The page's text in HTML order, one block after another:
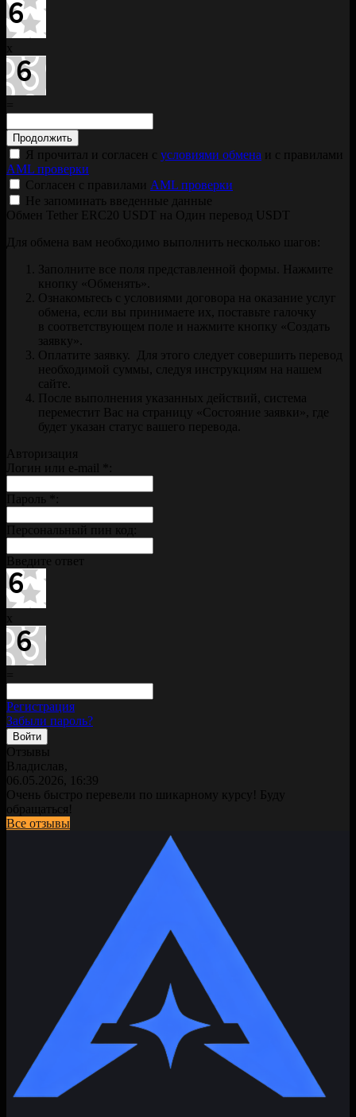
x
Я прочитал и согласен с условиями обмена и с правилами
AML проверки
Согласен с правилами AML проверки
Не запоминать введенные данные
Обмен Tether ERC20 USDT на Один перевод USDT
Для обмена вам необходимо выполнить несколько шагов:
Заполните все поля представленной формы. Нажмите
кнопку «Обменять».
Ознакомьтесь с условиями договора на оказание услуг
обмена, если вы принимаете их, поставьте галочку
в соответствующем поле и нажмите кнопку «Создать
заявку».
Оплатите заявку. Для этого следует совершить перевод
необходимой суммы, следуя инструкциям на нашем
сайте.
После выполнения указанных действий, система
переместит Вас на страницу «Состояние заявки», где
будет указан статус вашего перевода.
Авторизация
Логин или e-mail
Пароль
Персональный пин код:
Введите ответ
x
Регистрация
Забыли пароль?
Отзывы
Владислав,
06.05.2026, 16:39
Очень быстро перевели по шикарному курсу! Буду
обращаться!
Все отзывы